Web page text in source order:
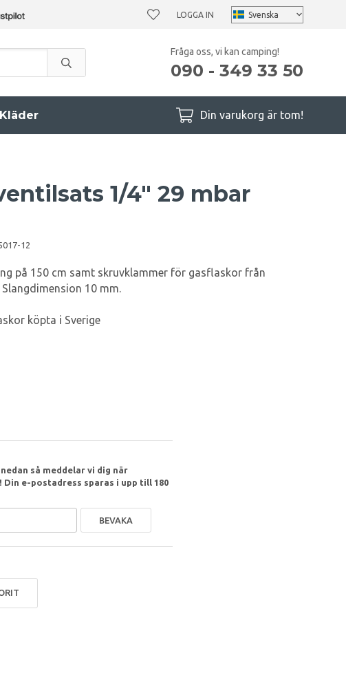
LOGGA IN
Fråga oss, vi kan camping!
090 - 349 33 50
Kläder Din varukorg är tom!
1/4" 29 mbar
12
på 150 cm samt skruvklammer för gasflaskor från
10 mm.
köpta i Sverige
så meddelar vi dig när
e-postadress sparas i upp till 180
BEVAKA